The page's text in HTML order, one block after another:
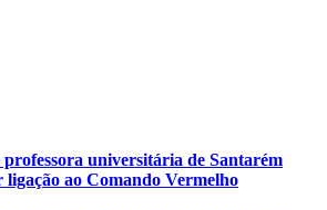
professora universitária de Santarém
ligação ao Comando Vermelho